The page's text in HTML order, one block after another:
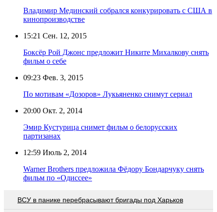
Владимир Мединский собрался конкурировать с США в
кинопроизводстве
15:21 Сен. 12, 2015
Боксёр Рой Джонс предложит Никите Михалкову снять
фильм о себе
09:23 Фев. 3, 2015
По мотивам «Дозоров» Лукьяненко снимут сериал
20:00 Окт. 2, 2014
Эмир Кустурица снимет фильм о белорусских
партизанах
12:59 Июль 2, 2014
Warner Brothers предложила Фёдору Бондарчуку снять
фильм по «Одиссее»
ВСУ в панике перебрасывают бригады под Харьков